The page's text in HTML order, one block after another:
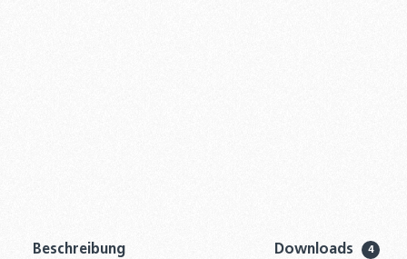
Beschreibung Downloads 4